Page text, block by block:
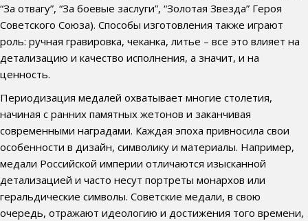
“За отвагу”, “За боевые заслуги”, “Золотая Звезда” Героя
Советского Союза). Способы изготовления также играют
роль: ручная гравировка, чеканка, литье – все это влияет на
детализацию и качество исполнения, а значит, и на
ценность.
Периодизация медалей охватывает многие столетия,
начиная с ранних памятных жетонов и заканчивая
современными наградами. Каждая эпоха привносила свои
особенности в дизайн, символику и материалы. Например,
медали Российской империи отличаются изысканной
детализацией и часто несут портреты монархов или
геральдические символы. Советские медали, в свою
очередь, отражают идеологию и достижения того времени,